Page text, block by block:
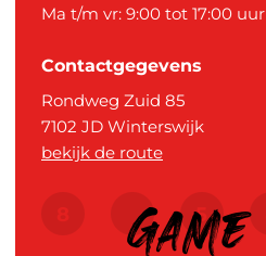
Ma t/m vr: 9:00 tot 17:00 uur
Contactgegevens
Rondweg Zuid 85
7102 JD Winterswijk
bekijk de route